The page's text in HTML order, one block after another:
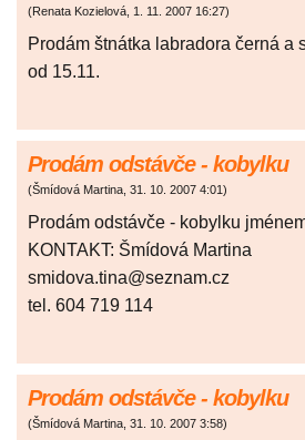
(Renata Kozielová, 1. 11. 2007 16:27)
Prodám štnátka labradora černá a
od 15.11.
Prodám odstávče - kobylku
(Šmídová Martina, 31. 10. 2007 4:01)
Prodám odstávče - kobylku
KONTAKT: Šmídová Martina
smidova.tina@seznam.cz
tel. 604 719 114
Prodám odstávče - kobylku
(Šmídová Martina, 31. 10. 2007 3:58)